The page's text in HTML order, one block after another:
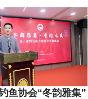
鱼协会“冬韵雅集”